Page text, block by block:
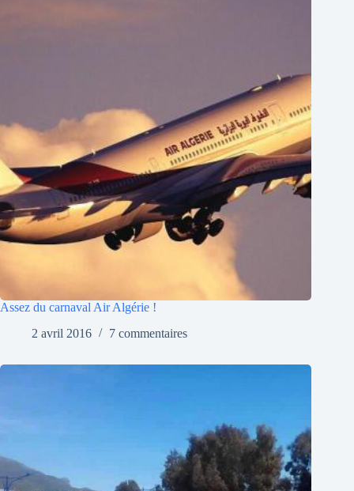
Assez du carnaval Air Algérie !
2 avril 2016
7 commentaires